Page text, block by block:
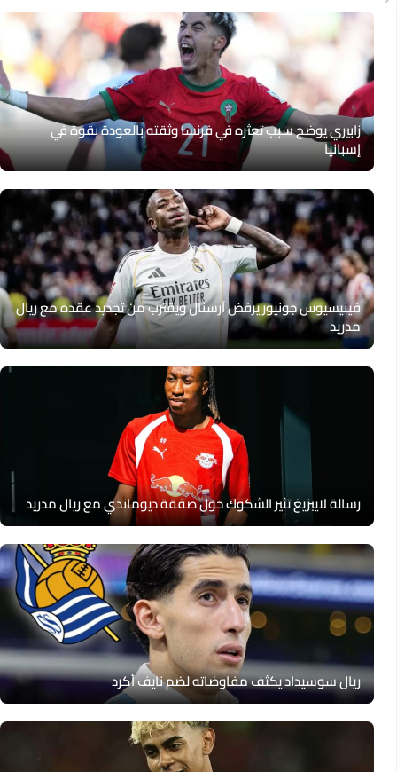
زابيري يوضح سبب تعثره في فرنسا وثقته بالعودة بقوة في
إسبانيا
فينيسيوس جونيور يرفض آرسنال ويقترب من تجديد عقده مع ريال
مدريد
رسالة لايبزيغ تثير الشكوك حول صفقة ديوماندي مع ريال مدريد
ريال سوسيداد يكثف مفاوضاته لضم نايف أكرد